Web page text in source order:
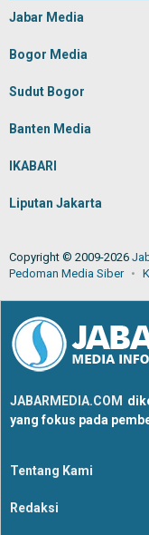
Jabar Media
Bogor Media
Sudut Bogor
Banten Media
IKABARI
Liputan Jakarta
Copyright © 2009-2026
Pedoman Media Siber
JABARMEDIA.COM
yang fokus pada
Tentang Kami
Redaksi